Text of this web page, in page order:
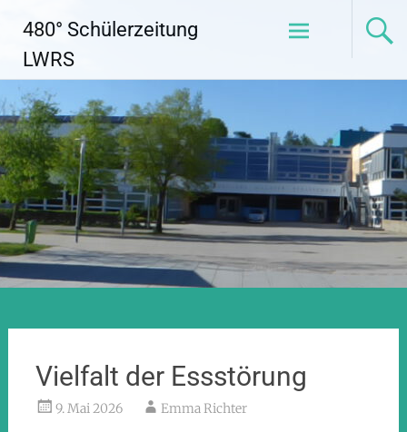
Inhalt
springen
480° Schülerzeitung
LWRS
Vielfalt der Essstörung
9. Mai 2026 Emma Richter